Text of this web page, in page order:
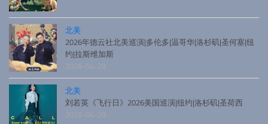
北美
2026年德云社北美巡演|多伦多|温哥华|洛杉矶|圣何塞|纽
约|拉斯维加斯
2026-04-29
北美
刘若英《飞行日》2026美国巡演|纽约|洛杉矶|圣荷西
2026-04-29